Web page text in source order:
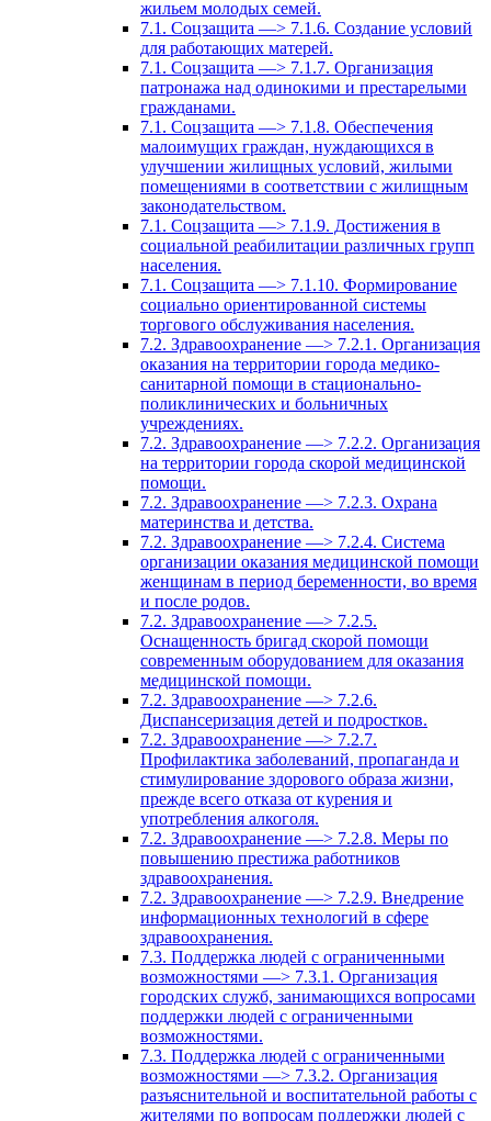
жильем молодых семей.
7.1. Соцзащита —> 7.1.6. Создание условий
для работающих матерей.
7.1. Соцзащита —> 7.1.7. Организация
патронажа над одинокими и престарелыми
гражданами.
7.1. Соцзащита —> 7.1.8. Обеспечения
малоимущих граждан, нуждающихся в
улучшении жилищных условий, жилыми
помещениями в соответствии с жилищным
законодательством.
7.1. Соцзащита —> 7.1.9. Достижения в
социальной реабилитации различных групп
населения.
7.1. Соцзащита —> 7.1.10. Формирование
социально ориентированной системы
торгового обслуживания населения.
7.2. Здравоохранение —> 7.2.1. Организация
оказания на территории города медико-
санитарной помощи в стационально-
поликлинических и больничных
учреждениях.
7.2. Здравоохранение —> 7.2.2. Организация
на территории города скорой медицинской
помощи.
7.2. Здравоохранение —> 7.2.3. Охрана
материнства и детства.
7.2. Здравоохранение —> 7.2.4. Система
организации оказания медицинской помощи
женщинам в период беременности, во время
и после родов.
7.2. Здравоохранение —> 7.2.5.
Оснащенность бригад скорой помощи
современным оборудованием для оказания
медицинской помощи.
7.2. Здравоохранение —> 7.2.6.
Диспансеризация детей и подростков.
7.2. Здравоохранение —> 7.2.7.
Профилактика заболеваний, пропаганда и
стимулирование здорового образа жизни,
прежде всего отказа от курения и
употребления алкоголя.
7.2. Здравоохранение —> 7.2.8. Меры по
повышению престижа работников
здравоохранения.
7.2. Здравоохранение —> 7.2.9. Внедрение
информационных технологий в сфере
здравоохранения.
7.3. Поддержка людей с ограниченными
возможностями —> 7.3.1. Организация
городских служб, занимающихся вопросами
поддержки людей с ограниченными
возможностями.
7.3. Поддержка людей с ограниченными
возможностями —> 7.3.2. Организация
разъяснительной и воспитательной работы с
жителями по вопросам поддержки людей с